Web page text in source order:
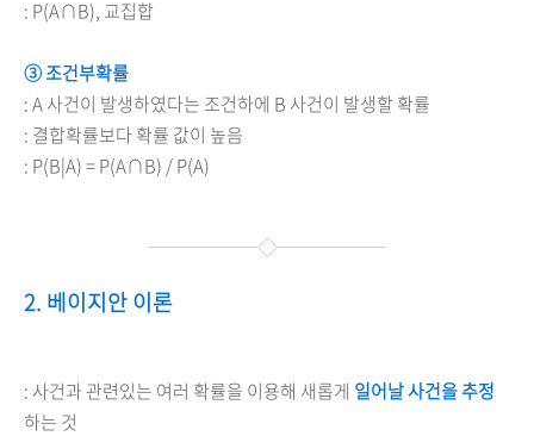
: P(A∩B), 교집합
③ 조건부확률
: A 사건이 발생하였다는 조건하에 B 사건이 발생할 확률
: 결합확률보다 확률 값이 높음
: P(B|A) = P(A∩B) / P(A)
2. 베이지안 이론
: 사건과 관련있는 여러 확률을 이용해 새롭게 일어날 사건을 추정
하는 것